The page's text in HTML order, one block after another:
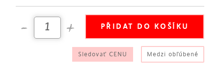
Sledovať CENU Medzi obľúbené